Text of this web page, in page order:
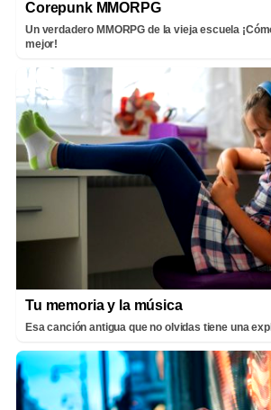
Corepunk MMORPG
Un verdadero MMORPG de la vieja escuela
mejor!
Tu memoria y la música
Esa canción antigua que no olvidas tiene una